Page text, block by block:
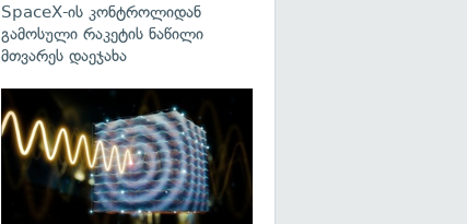
SpaceX-ის კონტროლიდან
გამოსული რაკეტის ნაწილი
მთვარეს დაეჯახა